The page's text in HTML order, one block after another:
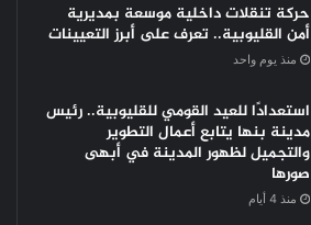
حركة تنقلات داخلية موسعة بمديرية
أمن القليوبية.. تعرف على أبرز التعيينات
منذ يوم واحد
استعدادًا للعيد القومي للقليوبية.. رئيس
مدينة بنها يتابع أعمال التطوير
والتجميل لظهور المدينة في أبهى
صورها
منذ 4 أيام